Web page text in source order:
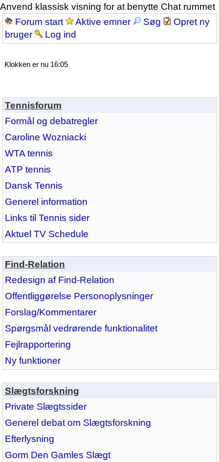
Anvend klassisk visning for at benytte Chat rummet
Forum start Aktive emner Søg
Opret ny
bruger
Log ind
Klokken er nu 16:05
Tennisforum
Formål og debatregler
Caroline Wozniacki
WTA tennis
ATP tennis
Dansk Tennis
Generel information
Links til Tennis sider
Aktuel TV Schedule
Find-Relation
Redesign af Find-Relation
Offentliggørelse Personoplysninger
Forslag/Kommentarer
Spørgsmål vedrørende funktionalitet
Fejlrapportering
Ny funktioner
Slægtsforskning
Private Slægtssider
Generel debat om Slægtsforskning
Efterlysning
Gorm Den Gamles Slægt